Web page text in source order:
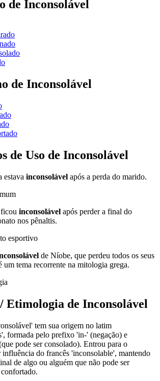
de Inconsolável
de Inconsolável
de Uso de Inconsolável
estava inconsolável após a perda do marido.
inconsolável após perder a final do
nos pênaltis.
esportivo
de Níobe, que perdeu todos os seus
um tema recorrente na mitologia grega.
Etimologia de Inconsolável
tem sua origem no latim
formada pelo prefixo 'in-' (negação) e
pode ser consolado). Entrou para o
influência do francês 'inconsolable', mantendo
de algo ou alguém que não pode ser